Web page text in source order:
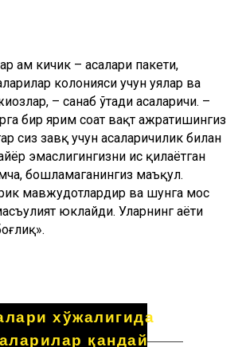
бошламаганингиз маъқул.
мавжудотлардир ва шунга мос
юклайди. Уларнинг ҳаёти
хўжалигида
қандай
«махсус жараён» орқали ўзининг
қиролича тухум қўяди, унда